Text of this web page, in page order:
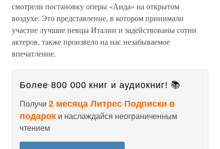
смотрели постановку оперы «Аида» на открытом
воздухе. Это представление, в котором принимали
участие лучшие певцы Италии и задействованы сотни
актеров, также произвело на нас незабываемое
впечатление.
Более 800 000 книг и аудиокниг! 📚
Получи 2 месяца Литрес Подписки в
подарок и наслаждайся неограниченным
чтением